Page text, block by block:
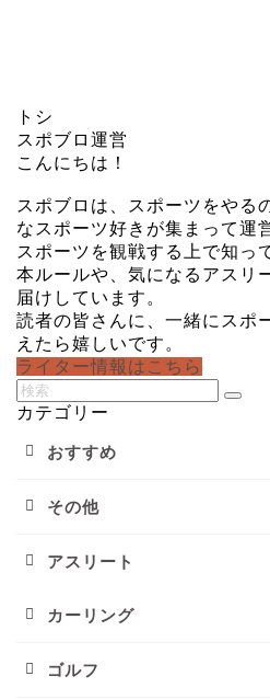
トシ
スポブロ運営
こんにちは！
スポブロは、スポーツをやる
なスポーツ好きが集まって運
スポーツを観戦する上で知っ
本ルールや、気になるアスリ
届けしています。
読者の皆さんに、一緒にスポ
えたら嬉しいです。
ライター情報はこちら
カテゴリー
おすすめ
その他
アスリート
カーリング
ゴルフ